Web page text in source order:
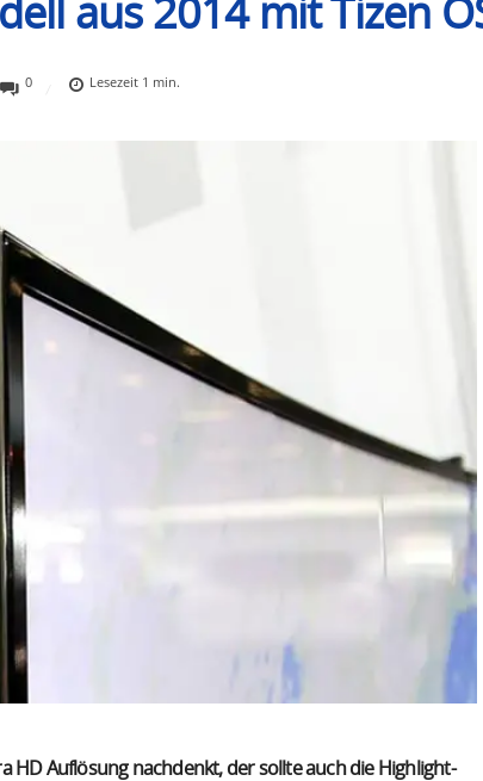
aus 2014 mit Tizen
0 Lesezeit 1 min.
HD Auflösung nachdenkt, der sollte auch die Highlight-